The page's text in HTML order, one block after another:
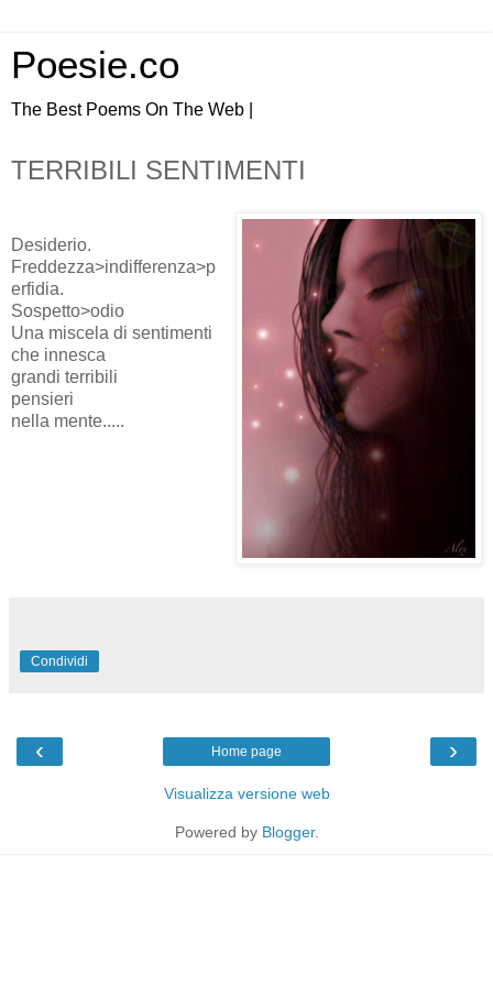
Poesie.co
The Best Poems On The Web |
TERRIBILI SENTIMENTI
Desiderio.
Freddezza>indifferenza>p
erfidia.
Sospetto>odio
Una miscela di sentimenti
che innesca
grandi terribili
pensieri
nella mente.....
Condividi
‹ ›
Home page
Visualizza versione web
Powered by Blogger.